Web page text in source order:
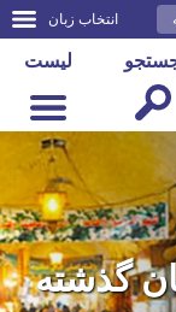
انتخاب زبان
لیست
گذشته